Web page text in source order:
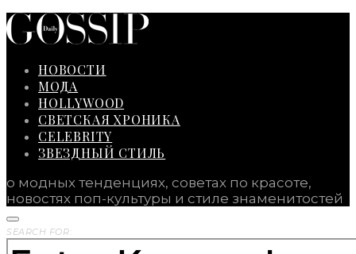
НОВОСТИ
МОДА
HOLLYWOOD
СВЕТСКАЯ ХРОНИКА
CELEBRITY
ЗВЕЗДНЫЙ СТИЛЬ
о модных тенденциях, советах по красоте,
новостях поп-культуры и стиле знаменитостей
SEARCH FOR: